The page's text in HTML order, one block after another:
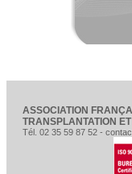
ASSOCIATION
TRANSPLANTATION
Tél. 02 35 59 87 52 -